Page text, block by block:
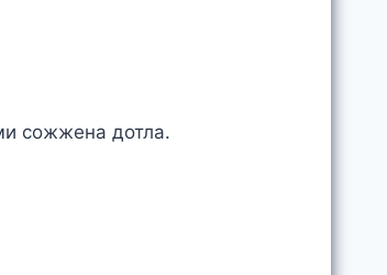
сожжена дотла.